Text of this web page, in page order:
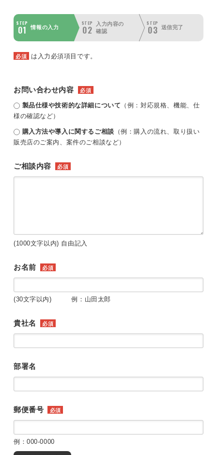
STEP
01 情報の入力
STEP
02
入力内容の
確認
STEP
03 送信完了
必須 は入力必須項目です。
お問い合わせ内容 必須
製品仕様や技術的な詳細について （例：対応規格、機能、仕
様の確認など）
購入方法や導入に関するご相談 （例：購入の流れ、取り扱い
販売店のご案内、案件のご相談など）
ご相談内容 必須
(1000文字以内) 自由記入
お名前 必須
(30文字以内) 例：山田太郎
貴社名 必須
部署名
郵便番号 必須
例：000-0000